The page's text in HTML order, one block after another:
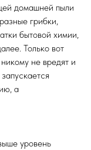
домашней пыли
грибки,
бытовой химии,
Только вот
не вредят и
а
уровень